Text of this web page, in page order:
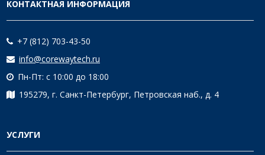
КОНТАКТНАЯ ИНФОРМАЦИЯ
+7 (812) 703-43-50
info@corewaytech.ru
Пн-Пт: с 10:00 до 18:00
195279, г. Санкт-Петербург, Петровская наб., д. 4
УСЛУГИ